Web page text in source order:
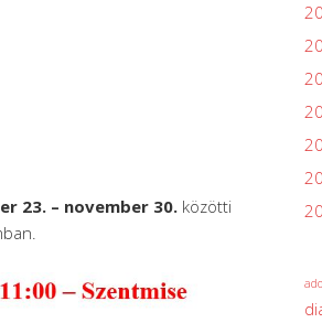
23. – november 30. közötti